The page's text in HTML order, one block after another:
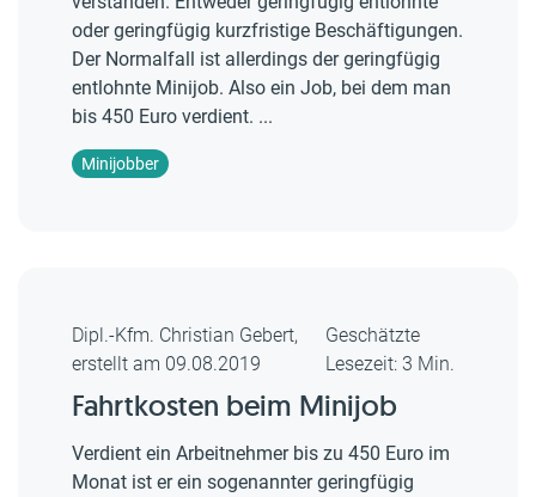
oder geringfügig kurzfristige Beschäftigungen.
Der Normalfall ist allerdings der geringfügig
entlohnte Minijob. Also ein Job, bei dem man
bis 450 Euro verdient. ...
Minijobber
Dipl.-Kfm. Christian Gebert,
erstellt am 09.08.2019
Geschätzte
Lesezeit: 3 Min.
Fahrtkosten beim Minijob
Verdient ein Arbeitnehmer bis zu 450 Euro im
Monat ist er ein sogenannter geringfügig